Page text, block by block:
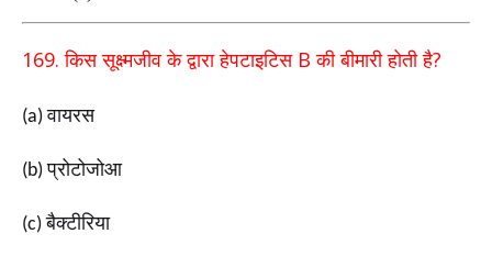
169.किस सूक्ष्मजीव के द्वारा हेपटाइटिस Bकी बीमारी होती है?
(a)वायरस
(b)प्रोटोजोआ
(c)बैक्टीरिया